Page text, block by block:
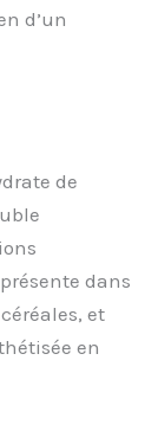
d’un
de
dans
et
en